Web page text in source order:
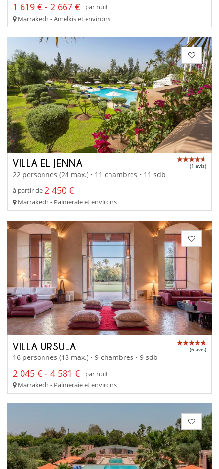
1 619 € - 2 667 €
par nuit
Marrakech - Amelkis et environs
VILLA EL JENNA (1 avis)
22 personnes (24 max.) • 11 chambres • 11 sdb
à partir de 2 450 €
Marrakech - Palmeraie et environs
VILLA URSULA (6 avis)
16 personnes (18 max.) • 9 chambres • 9 sdb
2 045 € - 4 581 €
par nuit
Marrakech - Palmeraie et environs